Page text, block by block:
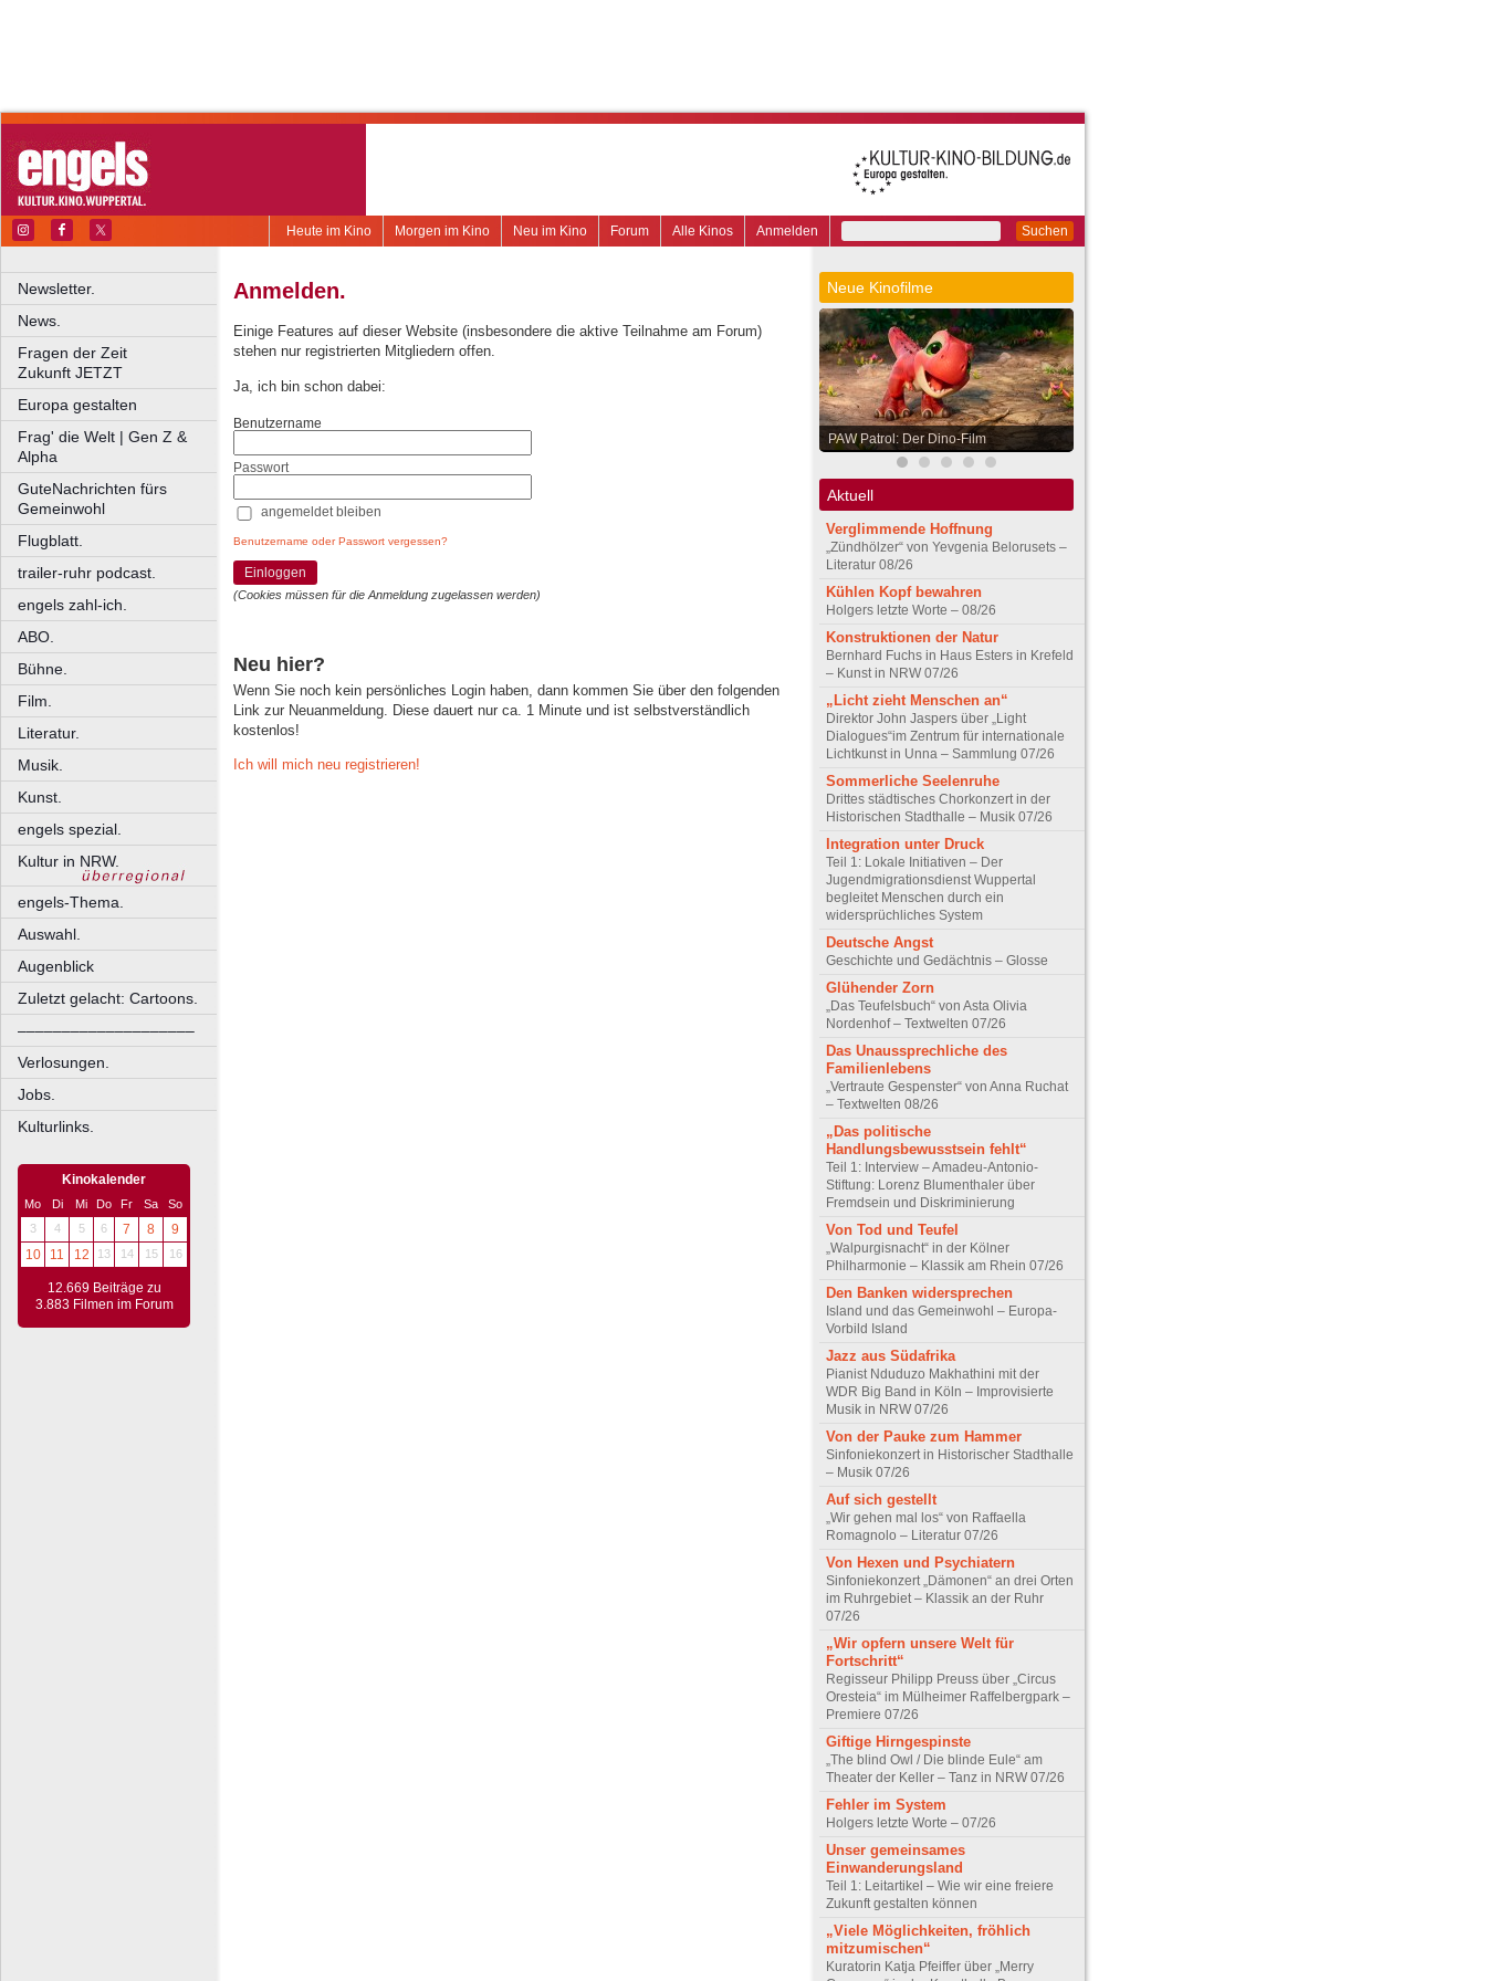
Suchen
Anmelden
Alle Kinos
Forum
Neu im Kino
Morgen im Kino
Heute im Kino
Newsletter.
News.
Fragen der Zeit
Zukunft JETZT
Europa gestalten
Frag' die Welt | Gen Z &
Alpha
GuteNachrichten fürs
Gemeinwohl
Flugblatt.
trailer-ruhr podcast.
engels zahl-ich.
ABO.
Bühne.
Film.
Literatur.
Musik.
Kunst.
engels spezial.
Kultur in NRW.
engels-Thema.
Auswahl.
Augenblick
Zuletzt gelacht: Cartoons.
––––––––––––––––––––
Verlosungen.
Jobs.
Kulturlinks.
Kinokalender
Mo Di Mi Do Fr Sa
So
3
4 5 6 7 8
9
10
11 12 13 14 15 16
12.669 Beiträge zu
3.883 Filmen im Forum
Anmelden.
Einige Features auf dieser Website (insbesondere die aktive Teilnahme am Forum)
stehen nur registrierten Mitgliedern offen.
Ja, ich bin schon dabei:
Benutzername
Passwort
angemeldet bleiben
Benutzername oder Passwort vergessen?
Einloggen
(Cookies müssen für die Anmeldung zugelassen werden)
Neu hier?
Wenn Sie noch kein persönliches Login haben, dann kommen Sie über den folgenden
Link zur Neuanmeldung. Diese dauert nur ca. 1 Minute und ist selbstverständlich
kostenlos!
Ich will mich neu registrieren!
Neue Kinofilme
PAW Patrol: Der Dino-Film
Aktuell
Verglimmende Hoffnung
„Zündhölzer“ von Yevgenia Belorusets –
Literatur 08/26
Kühlen Kopf bewahren
Holgers letzte Worte – 08/26
Konstruktionen der Natur
Bernhard Fuchs in Haus Esters in Krefeld
– Kunst in NRW 07/26
„Licht zieht Menschen an“
Direktor John Jaspers über „Light
Dialogues“im Zentrum für internationale
Lichtkunst in Unna – Sammlung 07/26
Sommerliche Seelenruhe
Drittes städtisches Chorkonzert in der
Historischen Stadthalle – Musik 07/26
Integration unter Druck
Teil 1: Lokale Initiativen – Der
Jugendmigrationsdienst Wuppertal
begleitet Menschen durch ein
widersprüchliches System
Deutsche Angst
Geschichte und Gedächtnis – Glosse
Glühender Zorn
„Das Teufelsbuch“ von Asta Olivia
Nordenhof – Textwelten 07/26
Das Unaussprechliche des
Familienlebens
„Vertraute Gespenster“ von Anna Ruchat
– Textwelten 08/26
„Das politische
Handlungsbewusstsein fehlt“
Teil 1: Interview – Amadeu-Antonio-
Stiftung: Lorenz Blumenthaler über
Fremdsein und Diskriminierung
Von Tod und Teufel
„Walpurgisnacht“ in der Kölner
Philharmonie – Klassik am Rhein 07/26
Den Banken widersprechen
Island und das Gemeinwohl – Europa-
Vorbild Island
Jazz aus Südafrika
Pianist Nduduzo Makhathini mit der
WDR Big Band in Köln – Improvisierte
Musik in NRW 07/26
Von der Pauke zum Hammer
Sinfoniekonzert in Historischer Stadthalle
– Musik 07/26
Auf sich gestellt
„Wir gehen mal los“ von Raffaella
Romagnolo – Literatur 07/26
Von Hexen und Psychiatern
Sinfoniekonzert „Dämonen“ an drei Orten
im Ruhrgebiet – Klassik an der Ruhr
07/26
„Wir opfern unsere Welt für
Fortschritt“
Regisseur Philipp Preuss über „Circus
Oresteia“ im Mülheimer Raffelbergpark –
Premiere 07/26
Giftige Hirngespinste
„The blind Owl / Die blinde Eule“ am
Theater der Keller – Tanz in NRW 07/26
Fehler im System
Holgers letzte Worte – 07/26
Unser gemeinsames
Einwanderungsland
Teil 1: Leitartikel – Wie wir eine freiere
Zukunft gestalten können
„Viele Möglichkeiten, fröhlich
mitzumischen“
Kuratorin Katja Pfeiffer über „Merry